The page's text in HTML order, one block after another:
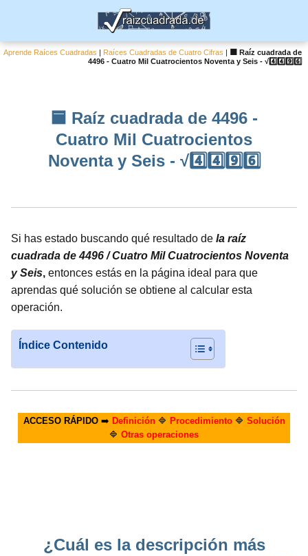
Aprende Raíces Cuadradas | Raíces Cuadradas de Cuatro Cifras |
🟦 Raíz cuadrada de
4496 - Cuatro Mil Cuatrocientos Noventa y Seis - √4️⃣4️⃣9️⃣6️⃣
🟦 Raíz cuadrada de 4496 -
Cuatro Mil Cuatrocientos
Noventa y Seis - √4️⃣4️⃣9️⃣6️⃣
Si has estado buscando qué resultado de la raíz
cuadrada de 4496 / Cuatro Mil Cuatrocientos Noventa
y Seis, entonces estás en la página ideal para que
aprendas qué solución se obtiene al calcular esta
operación.
Índice Contenido
ACCESO RÁPIDO➡️ Definición🔷 Procedimiento🔷 Solución
🔷 Otras operaciones
¿Cuál es la descripción más